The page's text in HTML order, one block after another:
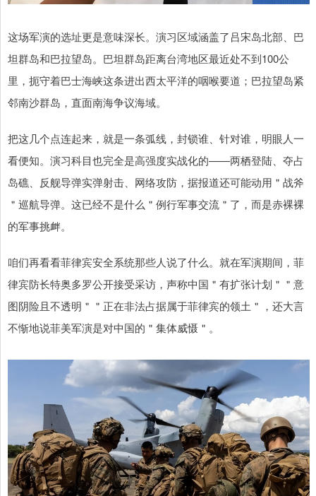
这场军演的选址更是意味深长。演习区域涵盖了吕宋岛北部、巴
坦群岛和巴拉望岛。巴坦群岛距离台湾地区最近处不到100公
里，扼守着巴士海峡这条进出西太平洋的咽喉要道；巴拉望岛紧
邻南沙群岛，直面南海争议海域。
把这几个点连起来，就是一条弧线，封锁谁、针对谁，明眼人一
看便知。演习科目也完全是高强度实战化的——两栖登陆、夺占
岛礁、反舰导弹实弹射击、网络攻防，据报道还可能动用＂战斧
＂巡航导弹。这已经不是什么＂例行军事交流＂了，而是赤裸裸
的军事挑衅。
咱们再看看菲律宾安全系统那些人说了什么。就在军演期间，菲
律宾防长特奥多罗公开接受采访，声称中国＂有扩张计划＂＂意
图阴险且不透明＂＂正在非法占据属于菲律宾的领土＂，还大言
不惭地说菲美军演是对中国的＂集体威慑＂。